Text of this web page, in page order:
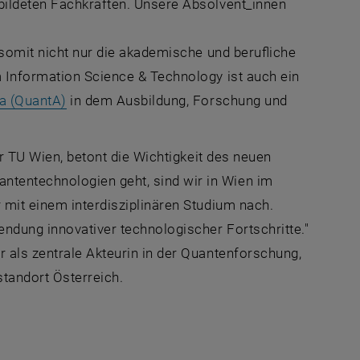
Fachkräften. Unsere Absolvent_innen
nicht nur die akademische und berufliche
Information Science & Technology ist auch ein
(QuantA) , öffnet eine externe URL in einem neuen
in dem Ausbildung, Forschung und
Wien, betont die Wichtigkeit des neuen
geht, sind wir in Wien im
einem interdisziplinären Studium nach.
innovativer technologischer Fortschritte."
zentrale Akteurin in der Quantenforschung,
Österreich.